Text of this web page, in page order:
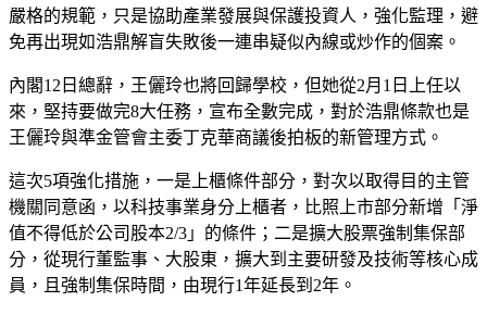
嚴格的規範，只是協助產業發展與保護投資人，強化監理，避
免再出現如浩鼎解盲失敗後一連串疑似內線或炒作的個案。
內閣12日總辭，王儷玲也將回歸學校，但她從2月1日上任以
來，堅持要做完8大任務，宣布全數完成，對於浩鼎條款也是
王儷玲與準金管會主委丁克華商議後拍板的新管理方式。
這次5項強化措施，一是上櫃條件部分，對次以取得目的主管
機關同意函，以科技事業身分上櫃者，比照上市部分新增「淨
值不得低於公司股本2/3」的條件；二是擴大股票強制集保部
分，從現行董監事、大股東，擴大到主要研發及技術等核心成
員，且強制集保時間，由現行1年延長到2年。